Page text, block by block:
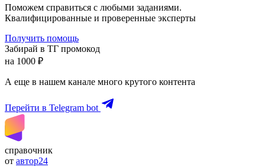
Поможем справиться с любыми заданиями.
Квалифицированные и проверенные эксперты
Получить помощь
Забирай в ТГ промокод
на 1000 ₽
А еще в нашем канале много крутого контента
Перейти в Telegram bot
справочник
от автор24